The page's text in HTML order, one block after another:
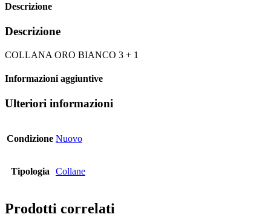
Descrizione
Descrizione
COLLANA ORO BIANCO 3 + 1
Informazioni aggiuntive
Ulteriori informazioni
Condizione Nuovo
Tipologia Collane
Prodotti correlati